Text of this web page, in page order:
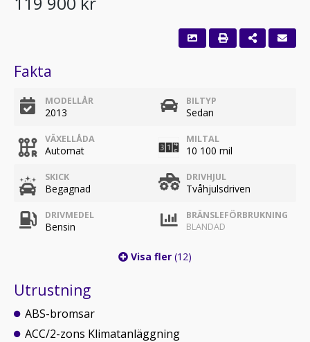
Fakta
MODELLÅR
2013
BILTYP
Sedan
VÄXELLÅDA
Automat
MILTAL
10 100 mil
SKICK
Begagnad
DRIVHJUL
Tvåhjulsdriven
DRIVMEDEL
Bensin
BRÄNSLEFÖRBRUKNING
BLANDAD
Visa fler (12)
Utrustning
ABS-bromsar
ACC/2-zons Klimatanläggning